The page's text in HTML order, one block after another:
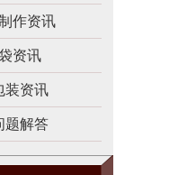
作资讯
资讯
装资讯
题解答